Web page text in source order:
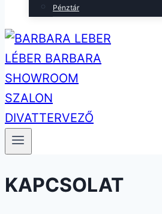
Pénztár
KAPCSOLAT